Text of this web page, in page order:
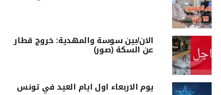
الان/بين سوسة والمهدية: خروج قطار
عن السكة (صور)
يوم الاربعاء اول ايام العيد في تونس